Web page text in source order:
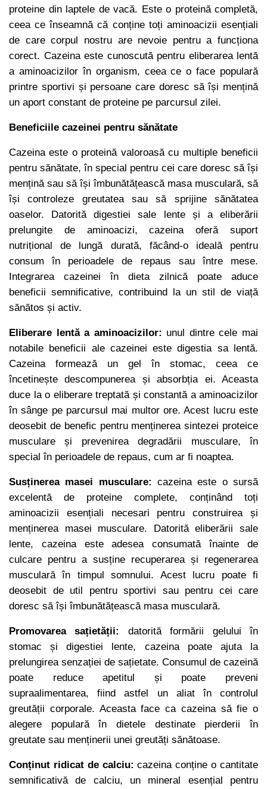
proteine din laptele de vacă. Este o proteină completă,
ceea ce înseamnă că conține toți aminoacizii esențiali
de care corpul nostru are nevoie pentru a funcționa
corect. Cazeina este cunoscută pentru eliberarea lentă
a aminoacizilor în organism, ceea ce o face populară
printre sportivi și persoane care doresc să își mențină
un aport constant de proteine pe parcursul zilei.
Beneficiile cazeinei pentru sănătate
Cazeina este o proteină valoroasă cu multiple beneficii
pentru sănătate, în special pentru cei care doresc să își
mențină sau să își îmbunătățească masa musculară, să
își controleze greutatea sau să sprijine sănătatea
oaselor. Datorită digestiei sale lente și a eliberării
prelungite de aminoacizi, cazeina oferă suport
nutrițional de lungă durată, făcând-o ideală pentru
consum în perioadele de repaus sau între mese.
Integrarea cazeinei în dieta zilnică poate aduce
beneficii semnificative, contribuind la un stil de viață
sănătos și activ.
Eliberare lentă a aminoacizilor: unul dintre cele mai
notabile beneficii ale cazeinei este digestia sa lentă.
Cazeina formează un gel în stomac, ceea ce
încetinește descompunerea și absorbția ei. Aceasta
duce la o eliberare treptată și constantă a aminoacizilor
în sânge pe parcursul mai multor ore. Acest lucru este
deosebit de benefic pentru menținerea sintezei proteice
musculare și prevenirea degradării musculare, în
special în perioadele de repaus, cum ar fi noaptea.
Susținerea masei musculare: cazeina este o sursă
excelentă de proteine complete, conținând toți
aminoacizii esențiali necesari pentru construirea și
menținerea masei musculare. Datorită eliberării sale
lente, cazeina este adesea consumată înainte de
culcare pentru a susține recuperarea și regenerarea
musculară în timpul somnului. Acest lucru poate fi
deosebit de util pentru sportivi sau pentru cei care
doresc să își îmbunătățească masa musculară.
Promovarea sațietății: datorită formării gelului în
stomac și digestiei lente, cazeina poate ajuta la
prelungirea senzației de sațietate. Consumul de cazeină
poate reduce apetitul și poate preveni
supraalimentarea, fiind astfel un aliat în controlul
greutății corporale. Aceasta face ca cazeina să fie o
alegere populară în dietele destinate pierderii în
greutate sau menținerii unei greutăți sănătoase.
Conținut ridicat de calciu:cazeina conține o cantitate
semnificativă de calciu, un mineral esențial pentru